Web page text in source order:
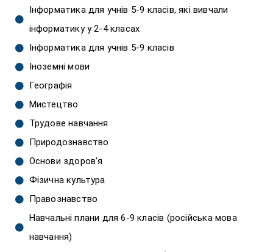
Інформатика для учнів 5-9 класів, які вивчали
інформатику у 2-4 класах
Інформатика для учнів 5-9 класів
Іноземні мови
Географія
Мистецтво
Трудове навчання
Природознавство
Основи здоров'я
Фізична культура
Правознавство
Навчальні плани для 6-9 класів (російська мова
навчання)